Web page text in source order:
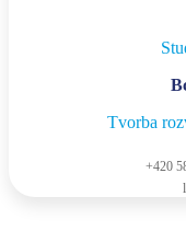
Tvorba
+420